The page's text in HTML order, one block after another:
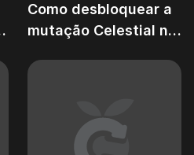
Como desbloquear a
mutação Celestial no
Guia "Renascimento